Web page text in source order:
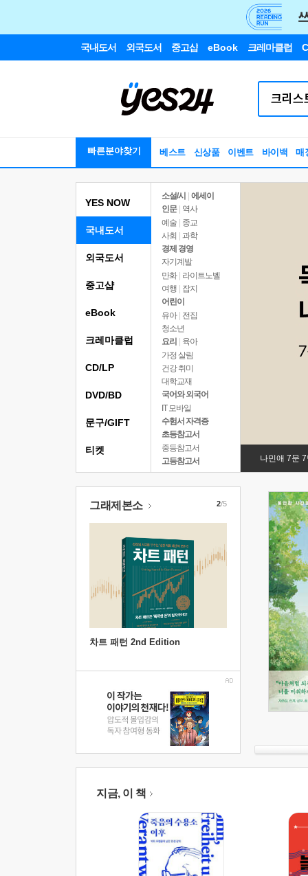
국내도서 외국도서 중고샵 eBook 크레마클럽
빠른분야찾기 베스트 신상품 이벤트 바이백 매
YES NOW
국내도서
소설/시
에세이
인문
역사
예술 | 종교
사회 | 과학
경제 경영
자기계발
만화 | 라이트노벨
여행
잡지
어린이
유아 | 전집
청소년
요리
육아
가정 살림
건강 취미
대학교재
국어와 외국어
IT 모바일
수험서 자격증
초등참고서
중등참고서
고등참고서
나민애 7문
외국도서
중고샵
eBook
크레마클럽
CD/LP
DVD/BD
문구/GIFT
티켓
그래제본소
차트 패턴 2nd Edition
2/5
지금, 이 책